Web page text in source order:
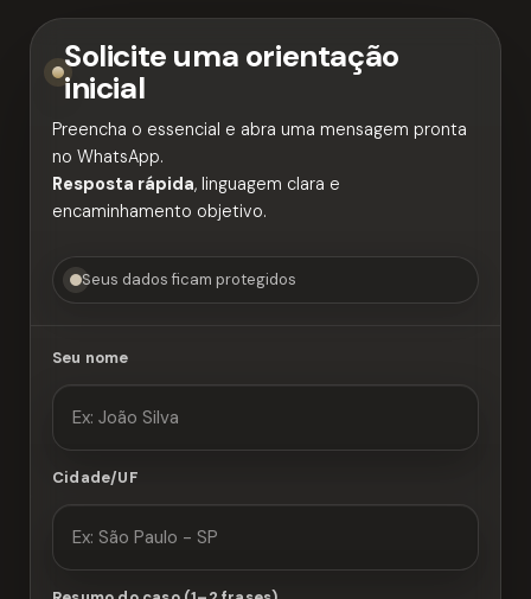
Solicite uma orientação
inicial
Preencha o essencial e abra uma mensagem pronta
no WhatsApp.
Resposta rápida, linguagem clara e
encaminhamento objetivo.
Seus dados ficam protegidos
Seu nome
Cidade/UF